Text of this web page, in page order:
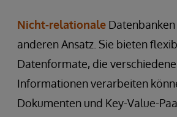
Nicht-relationale
anderen Ansatz. Sie bieten
Datenformate, die
Informationen verarbeiten
Dokumenten und Key-Value-